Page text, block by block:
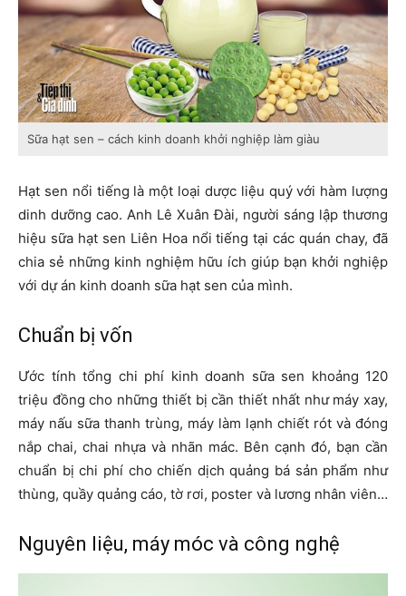
Sữa hạt sen – cách kinh doanh khởi nghiệp làm giàu
Hạt sen nổi tiếng là một loại dược liệu quý với hàm lượng
dinh dưỡng cao. Anh Lê Xuân Đài, người sáng lập thương
hiệu sữa hạt sen Liên Hoa nổi tiếng tại các quán chay, đã
chia sẻ những kinh nghiệm hữu ích giúp bạn khởi nghiệp
với dự án kinh doanh sữa hạt sen của mình.
Chuẩn bị vốn
Ước tính tổng chi phí kinh doanh sữa sen khoảng 120
triệu đồng cho những thiết bị cần thiết nhất như máy xay,
máy nấu sữa thanh trùng, máy làm lạnh chiết rót và đóng
nắp chai, chai nhựa và nhãn mác. Bên cạnh đó, bạn cần
chuẩn bị chi phí cho chiến dịch quảng bá sản phẩm như
thùng, quầy quảng cáo, tờ rơi, poster và lương nhân viên…
Nguyên liệu, máy móc và công nghệ